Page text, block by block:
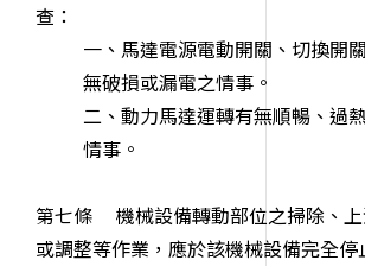
查：
一、馬達電源電動開關、切換開
無破損或漏電之情事。
二、動力馬達運轉有無順暢、過
情事。
第七條 機械設備轉動部位之掃除、
或調整等作業，應於該機械設備完全